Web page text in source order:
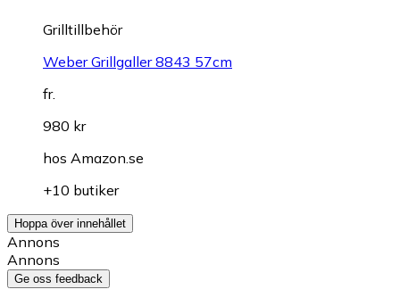
Grilltillbehör
Weber Grillgaller 8843 57cm
fr.
980 kr
hos Amazon.se
+10 butiker
Hoppa över innehållet
Annons
Annons
Ge oss feedback